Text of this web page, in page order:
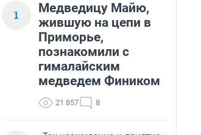
1
Медведицу Майю,
жившую на цепи в
Приморье,
познакомили с
гималайским
медведем Фиником
21 857 8